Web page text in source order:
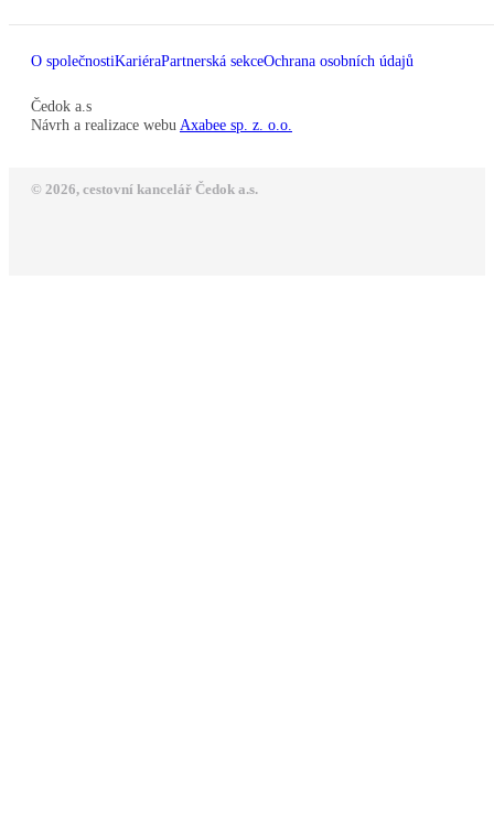
O společnostiKariéraPartnerská sekceOchrana osobních údajů
Čedok a.s
Návrh a realizace webu Axabee sp. z. o.o.
© 2026, cestovní kancelář Čedok a.s.